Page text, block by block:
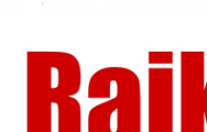
content